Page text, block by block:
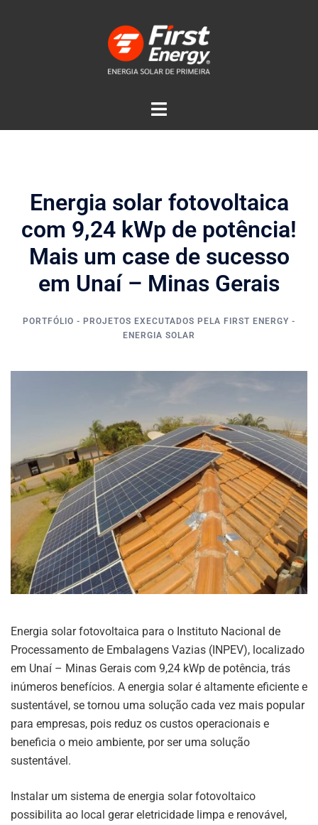
Energia solar fotovoltaica
com 9,24 kWp de potência!
Mais um case de sucesso
em Unaí – Minas Gerais
PORTFÓLIO - PROJETOS EXECUTADOS PELA FIRST ENERGY -
ENERGIA SOLAR
Energia solar fotovoltaica para o Instituto Nacional de
Processamento de Embalagens Vazias (INPEV), localizado
em Unaí – Minas Gerais com 9,24 kWp de potência, trás
inúmeros benefícios. A energia solar é altamente eficiente e
sustentável, se tornou uma solução cada vez mais popular
para empresas, pois reduz os custos operacionais e
beneficia o meio ambiente, por ser uma solução
sustentável.
Instalar um sistema de energia solar fotovoltaico
possibilita ao local gerar eletricidade limpa e renovável,